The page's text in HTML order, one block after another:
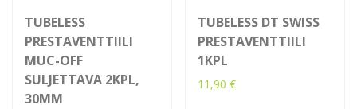
TUBELESS
PRESTAVENTTIILI
MUC-OFF
SULJETTAVA 2KPL,
30MM
TUBELESS DT SWISS
PRESTAVENTTIILI
1KPL
11,90€